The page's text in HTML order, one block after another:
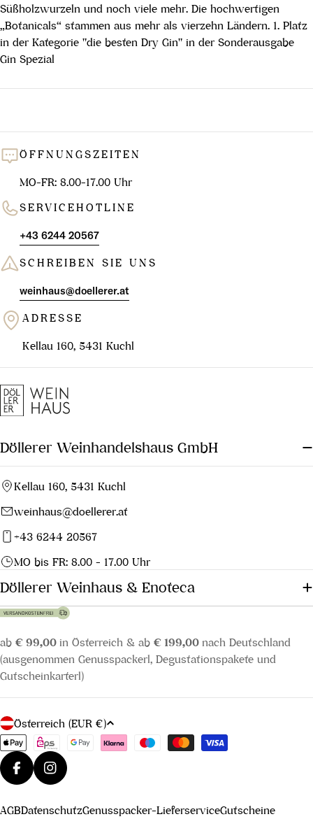
Süßholzwurzeln und noch viele mehr. Die hochwertigen
„Botanicals“ stammen aus mehr als vierzehn Ländern. 1. Platz
in der Kategorie "die besten Dry Gin" in der Sonderausgabe
Gin Spezial
ÖFFNUNGSZEITEN
MO-FR: 8.00-17.00 Uhr
SERVICEHOTLINE
+43 6244 20567
SCHREIBEN SIE UNS
weinhaus@doellerer.at
ADRESSE
Kellau 160, 5431 Kuchl
Döllerer Weinhandelshaus GmbH
Kellau 160, 5431 Kuchl
weinhaus@doellerer.at
+43 6244 20567
MO bis FR: 8.00 - 17.00 Uhr
Döllerer Weinhaus & Enoteca
ab € 99,00 in Österreich & ab € 199,00 nach Deutschland
(ausgenommen Genusspackerl, Degustationspakete und
Gutscheinkarterl)
L
a
n
d
R
Österreich (EUR €)
Zahlungsmethoden
FacebookInstagram
AGBDatenschutzGenusspacker-LieferserviceGutscheine